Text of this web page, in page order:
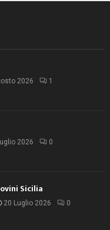
2026 1
2026 0
Sicilia
20 Luglio 2026 0